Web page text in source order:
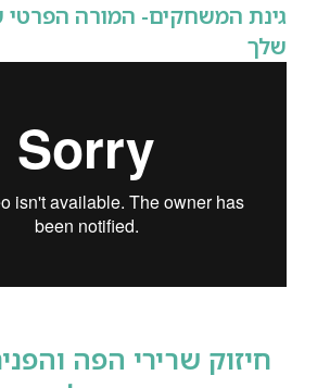
גינת המשחקים- המורה הפרטי
שלך
חיזוק שרירי הפה